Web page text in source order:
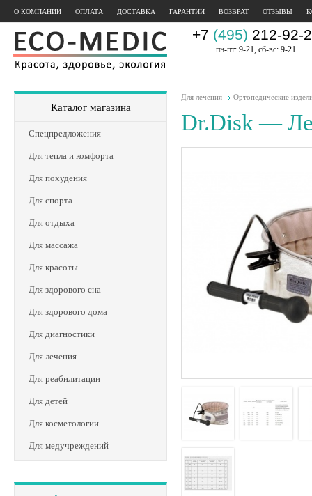
О КОМПАНИИ ОПЛАТА ДОСТАВКА ГАРАНТИИ ВОЗВРАТ ОТЗЫВЫ
+7 (495) 212-92-
пн-пт: 9-21, сб-вс: 9-21
Каталог магазина
Спецпредложения
Для тепла и комфорта
Для похудения
Для спорта
Для отдыха
Для массажа
Для красоты
Для здорового сна
Для здорового дома
Для диагностики
Для лечения
Для реабилитации
Для детей
Для косметологии
Для медучреждений
Для лечения Ортопедические
Dr.Disk —